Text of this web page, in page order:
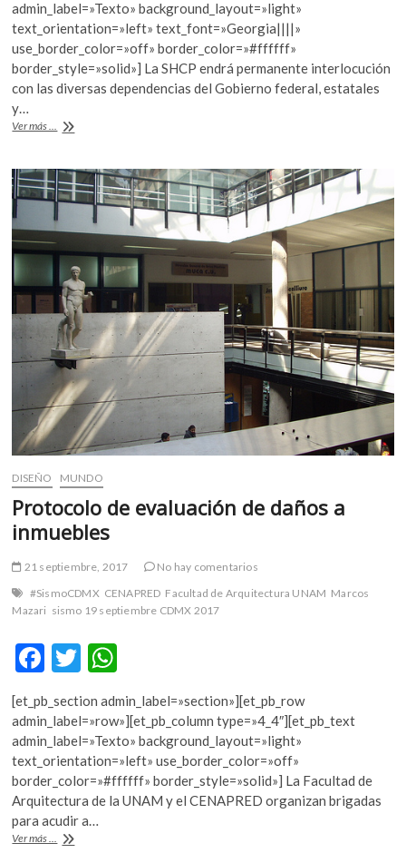
b
o
o
k
er s
A
p
p
admin_label=»Texto» background_layout=»light»
text_orientation=»left» text_font=»Georgia||||»
use_border_color=»off» border_color=»#ffffff»
border_style=»solid»] La SHCP endrá permanente interlocución
con las diversas dependencias del Gobierno federal, estatales
y…
Ver más ... Fideicomiso
y
otros
apoyos
a
vivienda
DISEÑO MUNDO
Protocolo de evaluación de daños a
inmuebles
21 septiembre, 2017
No hay comentarios
#SismoCDMX CENAPRED Facultad de Arquitectura UNAM Marcos
Mazari sismo 19 septiembre CDMX 2017
F
e
b
o
o
k
T
itt
er
at
s
A
p
[et_pb_section admin_label=»section»][et_pb_row
admin_label=»row»][et_pb_column type=»4_4″][et_pb_text
admin_label=»Texto» background_layout=»light»
text_orientation=»left» use_border_color=»off»
border_color=»#ffffff» border_style=»solid»] La Facultad de
Arquitectura de la UNAM y el CENAPRED organizan brigadas
para acudir a…
Ver más ...
Protocolo